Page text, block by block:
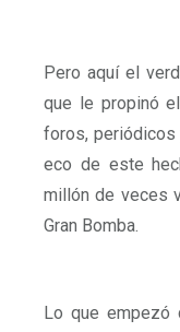
Pero aquí el
que le propinó
foros,
eco de este
millón de veces
Gran Bomba.
Lo que empezó